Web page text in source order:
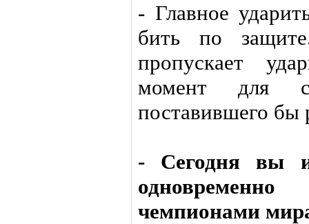
- Главное
бить по
пропускает
момент для
поставившего
- Сегодня вы
чемпионами